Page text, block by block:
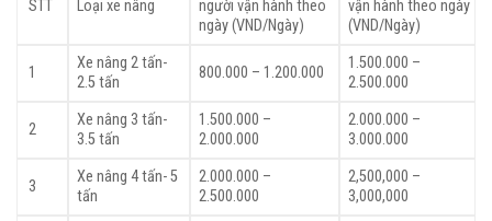
STT Loại xe nâng
người vận hành theo
ngày (VND/Ngày)
vận hành theo ngày
(VND/Ngày)
1
Xe nâng 2 tấn-
2.5 tấn
800.000 – 1.200.000
1.500.000 –
2.500.000
2
Xe nâng 3 tấn-
3.5 tấn
1.500.000 –
2.000.000
2.000.000 –
3.000.000
3
Xe nâng 4 tấn- 5
tấn
2.000.000 –
2.500.000
2,500,000 –
3,000,000